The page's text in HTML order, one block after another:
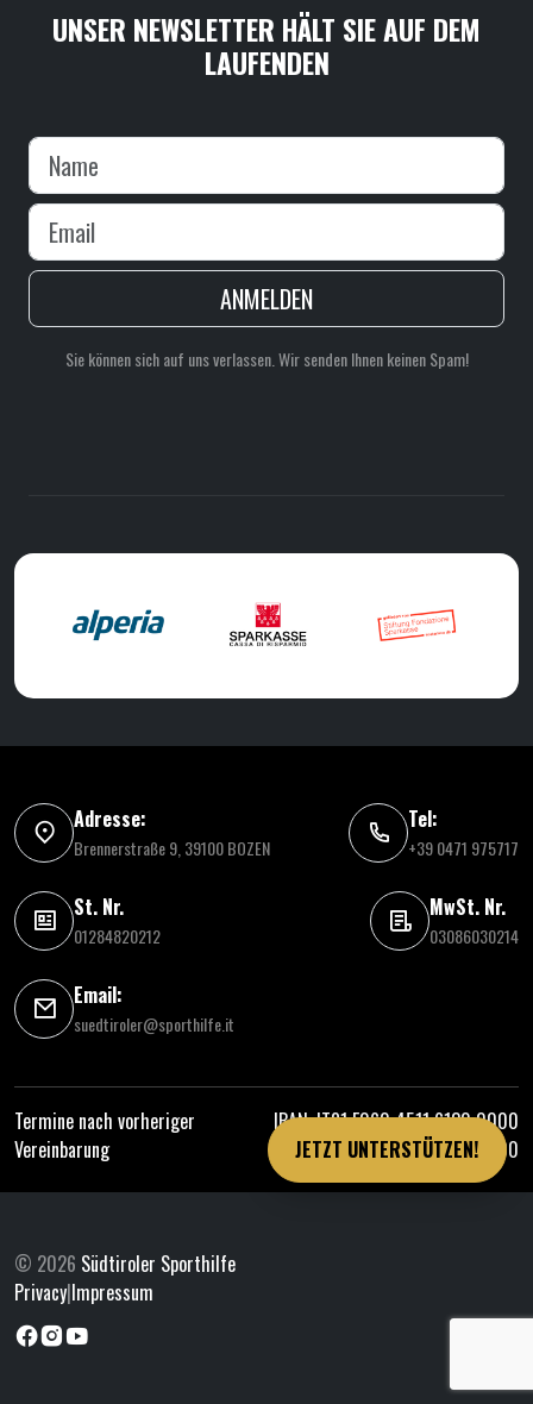
UNSER NEWSLETTER HÄLT SIE AUF DEM
LAUFENDEN
ANMELDEN
Sie können sich auf uns verlassen. Wir senden Ihnen keinen Spam!
Adresse:
Brennerstraße 9, 39100 BOZEN
Tel:
+39 0471 975717
St. Nr.
01284820212
MwSt. Nr.
03086030214
Email:
suedtiroler@sporthilfe.it
Termine nach vorheriger
Vereinbarung
IBAN: IT81 E060 4511 6130 0000
0314 000
© 2026 Südtiroler Sporthilfe
Privacy|Impressum
JETZT UNTERSTÜTZEN!